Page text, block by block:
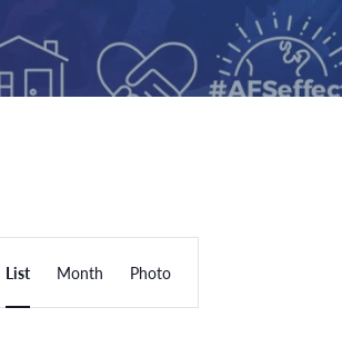
Views
List Month Photo